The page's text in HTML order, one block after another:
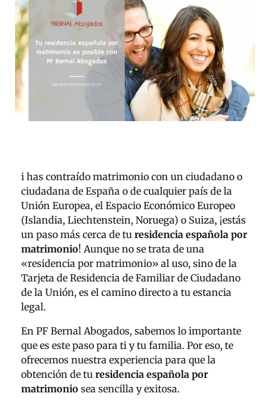
i has contraído matrimonio con un ciudadano o
ciudadana de España o de cualquier país de la
Unión Europea, el Espacio Económico Europeo
(Islandia, Liechtenstein, Noruega) o Suiza, ¡estás
un paso más cerca de tu residencia española por
matrimonio! Aunque no se trata de una
«residencia por matrimonio» al uso, sino de la
Tarjeta de Residencia de Familiar de Ciudadano
de la Unión, es el camino directo a tu estancia
legal.
En PF Bernal Abogados, sabemos lo importante
que es este paso para ti y tu familia. Por eso, te
ofrecemos nuestra experiencia para que la
obtención de tu residencia española por
matrimonio sea sencilla y exitosa.